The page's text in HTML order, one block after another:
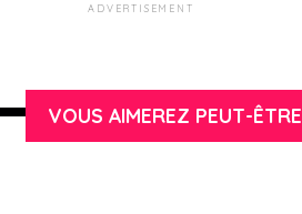
ADVERTISEMENT
VOUS AIMEREZ PEUT-ÊTRE